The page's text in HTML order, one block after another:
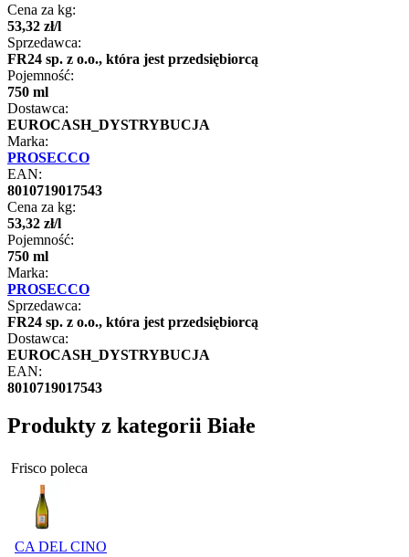
Cena za kg:
53,32 zł/l
Sprzedawca:
FR24 sp. z o.o., która jest przedsiębiorcą
Pojemność:
750 ml
Dostawca:
EUROCASH_DYSTRYBUCJA
Marka:
PROSECCO
EAN:
8010719017543
Cena za kg:
53,32 zł/l
Pojemność:
750 ml
Marka:
PROSECCO
Sprzedawca:
FR24 sp. z o.o., która jest przedsiębiorcą
Dostawca:
EUROCASH_DYSTRYBUCJA
EAN:
8010719017543
Produkty z kategorii Białe
Frisco poleca
CA DEL CINO